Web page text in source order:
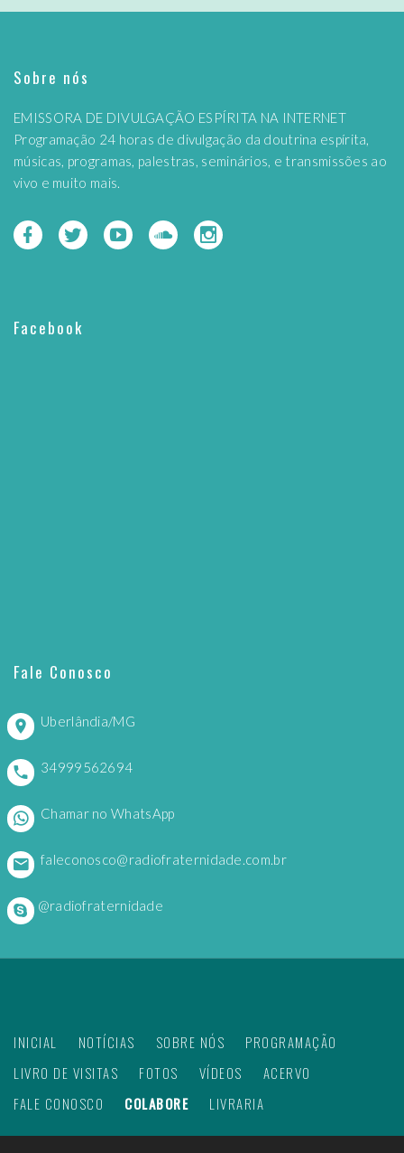
Sobre nós
EMISSORA DE DIVULGAÇÃO ESPÍRITA NA INTERNET
Programação 24 horas de divulgação da doutrina espírita,
músicas, programas, palestras, seminários, e transmissões ao
vivo e muito mais.
Facebook
Fale Conosco
Uberlândia/MG
34999562694
Chamar no WhatsApp
faleconosco@radiofraternidade.com.br
@radiofraternidade
INICIAL NOTÍCIAS SOBRE NÓS
PROGRAMAÇÃO
LIVRO DE VISITAS
FOTOS VÍDEOS
ACERVO
FALE CONOSCO
COLABORE LIVRARIA